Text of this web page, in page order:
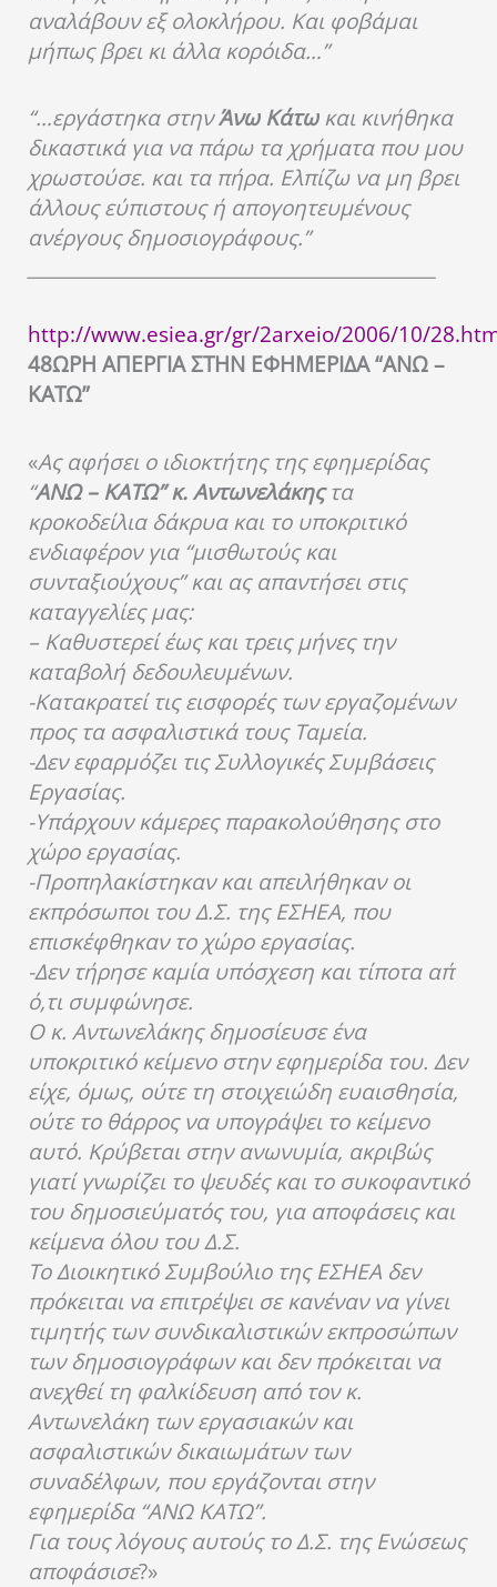
αναλάβουν εξ ολοκλήρου. Και φοβάμαι
μήπως βρει κι άλλα κορόιδα…”
“…εργάστηκα στηνΆνω Κάτωκαι κινήθηκα
δικαστικά για να πάρω τα χρήματα που μου
χρωστούσε. και τα πήρα. Ελπίζω να μη βρει
άλλους εύπιστους ή απογοητευμένους
ανέργους δημοσιογράφους.”
http://www.esiea.gr/gr/2arxeio/2006/10/
48ΩΡΗ ΑΠΕΡΓΙΑ ΣΤΗΝ ΕΦΗΜΕΡΙΔΑ “ΑΝΩ –
ΚΑΤΩ”
«Ας αφήσει ο ιδιοκτήτης της εφημερίδας
“ΑΝΩ – ΚΑΤΩ” κ. Αντωνελάκηςτα
κροκοδείλια δάκρυα και το υποκριτικό
ενδιαφέρον για “μισθωτούς και
συνταξιούχους” και ας απαντήσει στις
καταγγελίες μας:
– Καθυστερεί έως και τρεις μήνες την
καταβολή δεδουλευμένων.
-Κατακρατεί τις εισφορές των εργαζομένων
προς τα ασφαλιστικά τους Ταμεία.
-Δεν εφαρμόζει τις Συλλογικές Συμβάσεις
Εργασίας.
-Υπάρχουν κάμερες παρακολούθησης στο
χώρο εργασίας.
-Προπηλακίστηκαν και απειλήθηκαν οι
εκπρόσωποι του Δ.Σ. της ΕΣΗΕΑ, που
επισκέφθηκαν το χώρο εργασίας.
-Δεν τήρησε καμία υπόσχεση και τίποτα απ΄
ό,τι συμφώνησε.
Ο κ. Αντωνελάκης δημοσίευσε ένα
υποκριτικό κείμενο στην εφημερίδα του. Δεν
είχε, όμως, ούτε τη στοιχειώδη ευαισθησία,
ούτε το θάρρος να υπογράψει το κείμενο
αυτό. Κρύβεται στην ανωνυμία, ακριβώς
γιατί γνωρίζει το ψευδές και το συκοφαντικό
του δημοσιεύματός του, για αποφάσεις και
κείμενα όλου του Δ.Σ.
Το Διοικητικό Συμβούλιο της ΕΣΗΕΑ δεν
πρόκειται να επιτρέψει σε κανέναν να γίνει
τιμητής των συνδικαλιστικών εκπροσώπων
των δημοσιογράφων και δεν πρόκειται να
ανεχθεί τη φαλκίδευση από τον κ.
Αντωνελάκη των εργασιακών και
ασφαλιστικών δικαιωμάτων των
συναδέλφων, που εργάζονται στην
εφημερίδα “ΑΝΩ ΚΑΤΩ”.
Για τους λόγους αυτούς το Δ.Σ. της Ενώσεως
αποφάσισε?»